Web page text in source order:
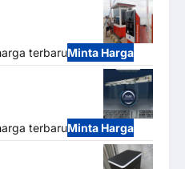
terbaruMinta Harga
terbaruMinta Harga